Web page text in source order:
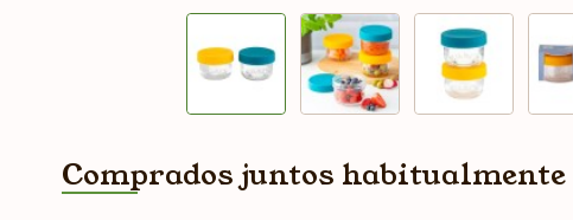
Comprados juntos habitualmente